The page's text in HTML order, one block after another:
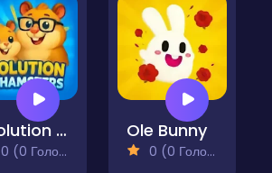
Evolution of Hamsters
0 (0 Голосів)
Ole Bunny
0 (0 Голосів)